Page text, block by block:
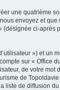
une quatrième
envoyez et
ci-
») et
sur «
de votre
de
de diffusion